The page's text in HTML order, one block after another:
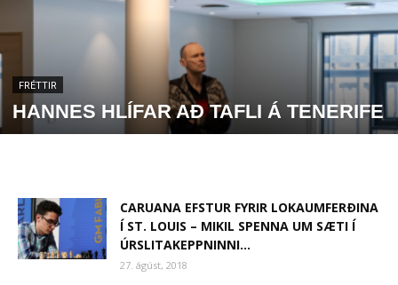
FRÉTTIR
HANNES HLÍFAR AÐ TAFLI Á TENERIFE
CARUANA EFSTUR FYRIR LOKAUMFERÐINA
Í ST. LOUIS – MIKIL SPENNA UM SÆTI Í
ÚRSLITAKEPPNINNI...
27. ágúst, 2018